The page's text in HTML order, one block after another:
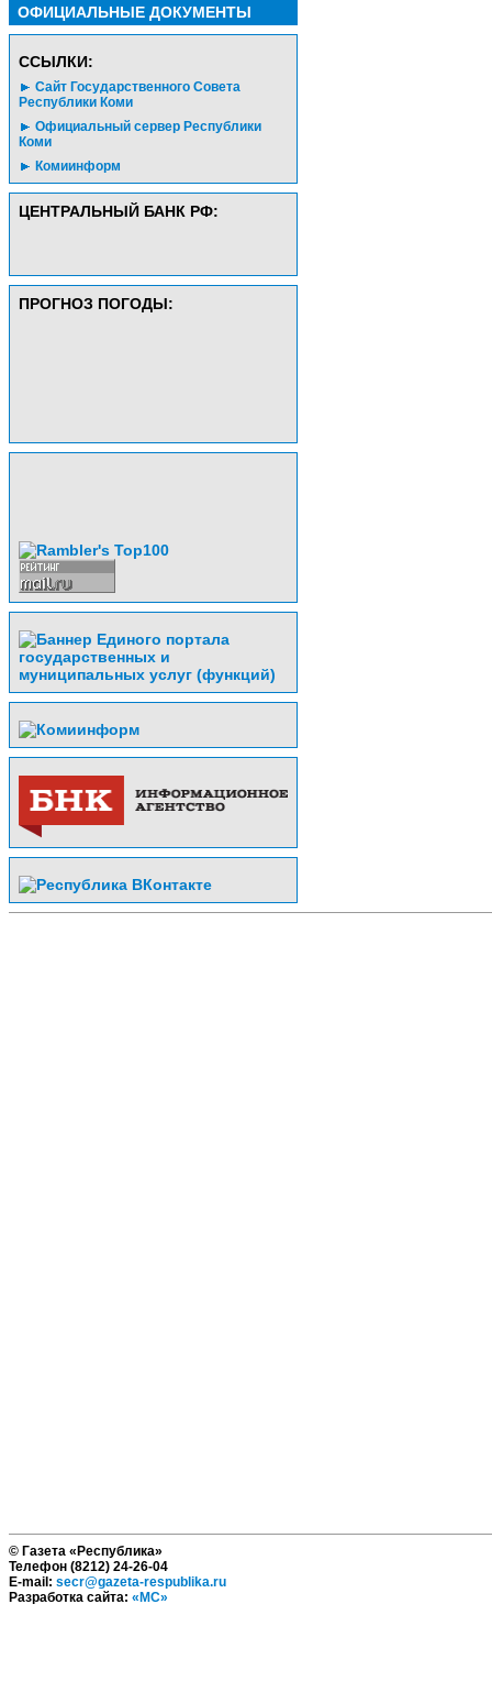
ОФИЦИАЛЬНЫЕ ДОКУМЕНТЫ
CСЫЛКИ:
Сайт Государственного Совета
Республики Коми
Официальный сервер Республики
Коми
Комиинформ
ЦЕНТРАЛЬНЫЙ БАНК РФ:
ПРОГНОЗ ПОГОДЫ:
© Газета «Республика»
Телефон (8212) 24-26-04
E-mail: secr@gazeta-respublika.ru
Разработка сайта: «МС»